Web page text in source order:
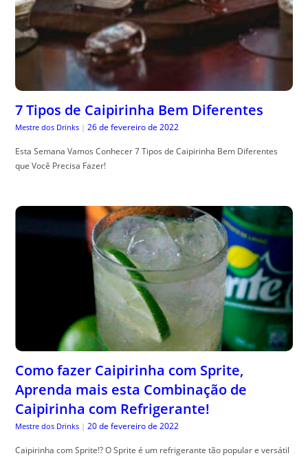
7 Tipos de Caipirinha Bem Diferentes
Mestre dos Drinks | 26 de fevereiro de 2022
Esta Semana Vamos Conhecer 7 Tipos de Caipirinha Bem Diferentes
que Você Precisa Fazer!
Como fazer Caipirinha com Sprite,
Aprenda mais esta Combinação de
Caipirinha com Refrigerante!
Mestre dos Drinks | 20 de fevereiro de 2022
Caipirinha com Sprite!? O Sprite é um refrigerante tão popular e versátil